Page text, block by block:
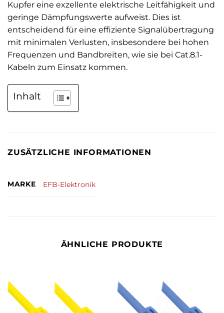
Kupfer eine exzellente elektrische Leitfähigkeit und
geringe Dämpfungswerte aufweist. Dies ist
entscheidend für eine effiziente Signalübertragung
mit minimalen Verlusten, insbesondere bei hohen
Frequenzen und Bandbreiten, wie sie bei Cat.8.1-
Kabeln zum Einsatz kommen.
Inhalt
ZUSÄTZLICHE INFORMATIONEN
MARKE EFB-Elektronik
ÄHNLICHE PRODUKTE